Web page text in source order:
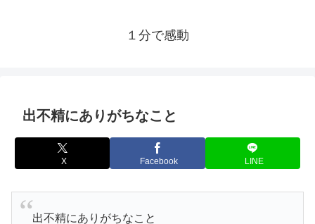
１分で感動
出不精にありがちなこと
X Facebook LINE
出不精にありがちなこと